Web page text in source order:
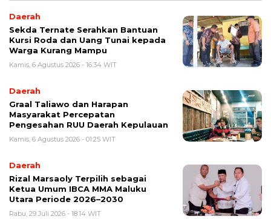
Daerah
Sekda Ternate Serahkan Bantuan
Kursi Roda dan Uang Tunai kepada
Warga Kurang Mampu
Kamis, 6 Agustus 2026 - 16:34 WIT
Daerah
Graal Taliawo dan Harapan
Masyarakat Percepatan
Pengesahan RUU Daerah Kepulauan
Kamis, 6 Agustus 2026 - 01:25 WIT
Daerah
Rizal Marsaoly Terpilih sebagai
Ketua Umum IBCA MMA Maluku
Utara Periode 2026–2030
Rabu, 29 Juli 2026 - 18:14 WIT